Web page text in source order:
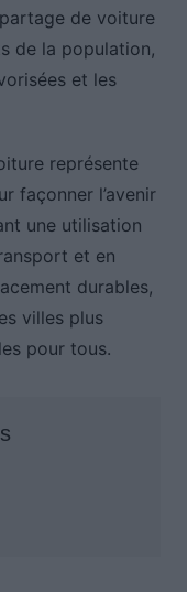
de voiture
de la population,
et les
représente
façonner l’avenir
une utilisation
et en
durables,
villes plus
pour tous.